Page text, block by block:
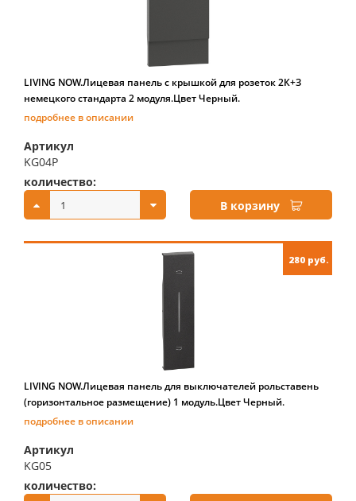
LIVING NOW.Лицевая панель с крышкой для розеток 2К+З
немецкого стандарта 2 модуля.Цвет Черный.
подробнее в описании
Артикул
KG04P
количество:
В корзину
280 руб.
LIVING NOW.Лицевая панель для выключателей рольставень
(горизонтальное размещение) 1 модуль.Цвет Черный.
подробнее в описании
Артикул
KG05
количество: